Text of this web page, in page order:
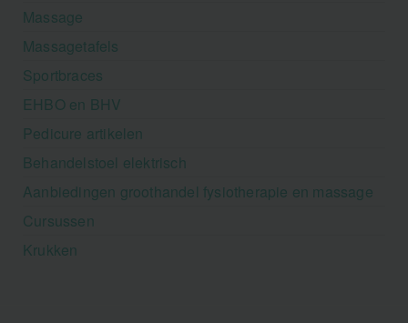
Massage
Massagetafels
Sportbraces
EHBO en BHV
Pedicure artikelen
Behandelstoel elektrisch
Aanbiedingen groothandel fysiotherapie en massage
Cursussen
Krukken